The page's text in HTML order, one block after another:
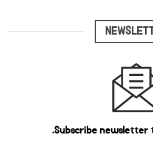
Subscribe newsletter